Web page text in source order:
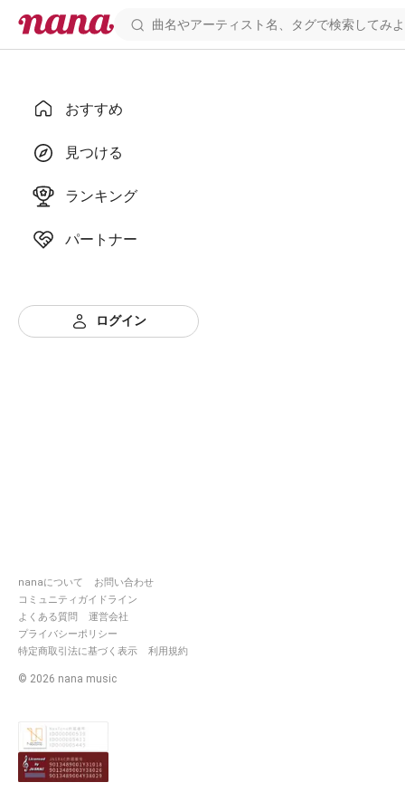
おすすめ
見つける
ランキング
パートナー
ログイン
nanaについて
お問い合わせ
コミュニティガイドライン
よくある質問
運営会社
プライバシーポリシー
特定商取引法に基づく表示
利用規約
© 2026 nana music